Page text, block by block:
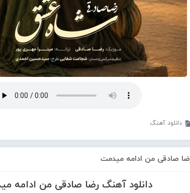
دانلود آهنگ
صادقی من ادامه میدمت
دانلود آهنگ رضا صادقی من ادامه